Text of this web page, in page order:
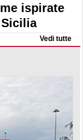
ispirate
Vedi tutte